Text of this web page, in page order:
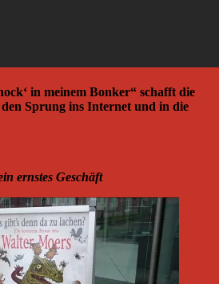
in meinem Bonker“ schafft die
Sprung ins Internet und in die
ernstes Geschäft